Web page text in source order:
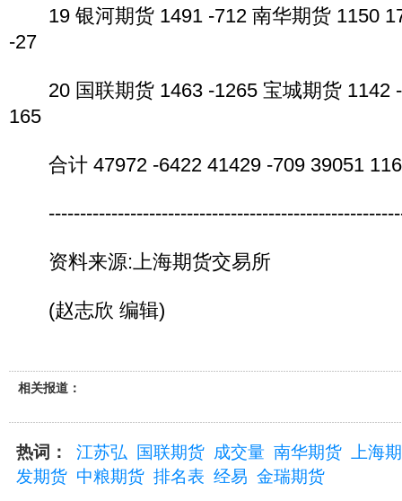
19 银河期货 1491 -712 南华期货 1150
-27
20 国联期货 1463 -1265 宝城期货 1142 -
165
合计 47972 -6422 41429 -709 39051 116
资料来源:上海期货交易所
(赵志欣 编辑)
相关报道：
热词： 江苏弘 国联期货 成交量 南华期货
上海
发期货 中粮期货 排名表 经易 金瑞期货